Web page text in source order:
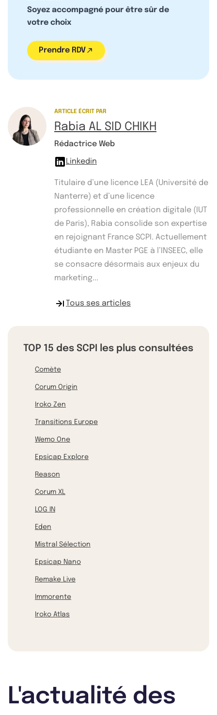
Soyez accompagné pour être sûr de
votre choix
Prendre RDV
ARTICLE ÉCRIT PAR
Rabia AL SID CHIKH
Rédactrice Web
Linkedin
Titulaire d’une licence LEA (Université de
Nanterre) et d’une licence
professionnelle en création digitale (IUT
de Paris), Rabia consolide son expertise
en rejoignant France SCPI. Actuellement
étudiante en Master PGE à l’INSEEC, elle
se consacre désormais aux enjeux du
marketing...
Tous ses articles
TOP 15 des SCPI les plus consultées
Comète
Corum Origin
Iroko Zen
Transitions Europe
Wemo One
Epsicap Explore
Reason
Corum XL
LOG IN
Eden
Mistral Sélection
Epsicap Nano
Remake Live
Immorente
Iroko Atlas
L'actualité des